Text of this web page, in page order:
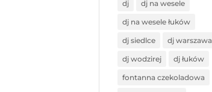
dj dj na wesele
dj na wesele łuków
dj siedlce dj warszawa
dj wodzirej dj łuków
fontanna czekoladowa